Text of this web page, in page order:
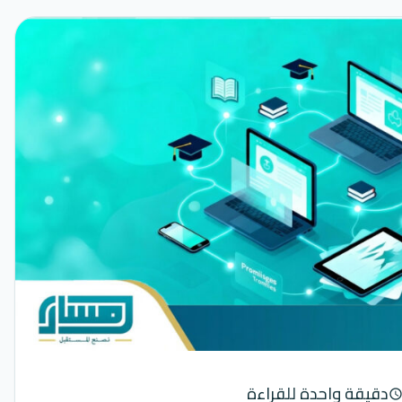
scheduleدقيقة واحدة للقراءة